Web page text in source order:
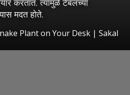
करतात. त्यामुळे टेबलच्या
मदत होते.
Plant on Your Desk | Sakal